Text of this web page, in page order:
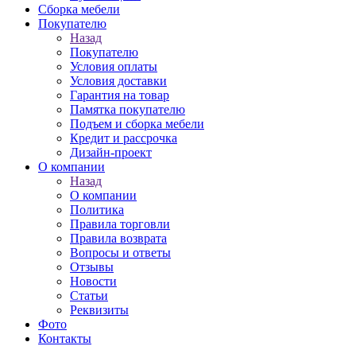
Сборка мебели
Покупателю
Назад
Покупателю
Условия оплаты
Условия доставки
Гарантия на товар
Памятка покупателю
Подъем и сборка мебели
Кредит и рассрочка
Дизайн-проект
О компании
Назад
О компании
Политика
Правила торговли
Правила возврата
Вопросы и ответы
Отзывы
Новости
Статьи
Реквизиты
Фото
Контакты